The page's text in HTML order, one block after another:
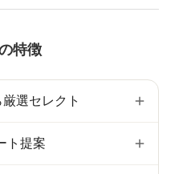
特徴
選セレクト
ト提案